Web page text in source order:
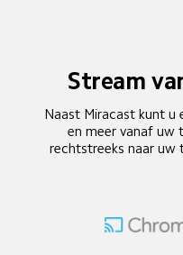
Stream
Naast Miracast kunt u
en meer vanaf uw
rechtstreeks naar uw